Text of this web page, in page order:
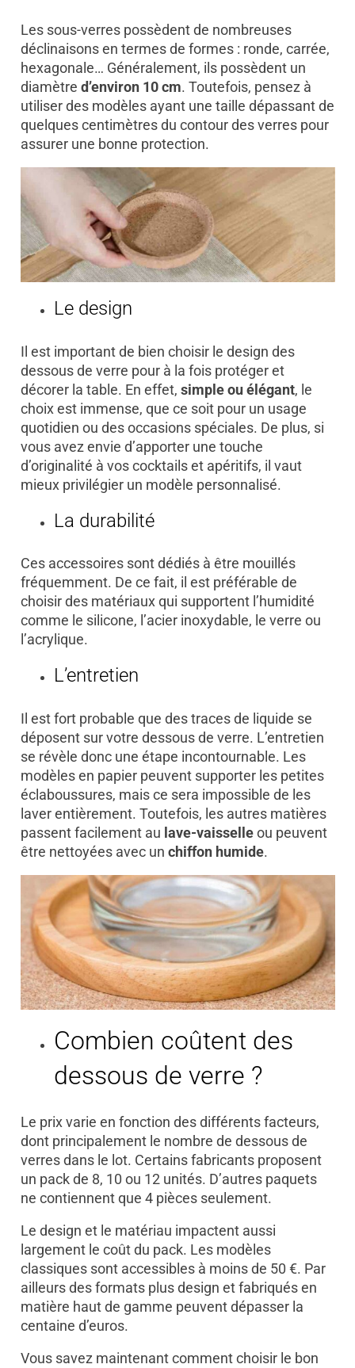
Les sous-verres possèdent de nombreuses
déclinaisons en termes de formes : ronde, carrée,
hexagonale… Généralement, ils possèdent un
diamètre d’environ 10 cm. Toutefois, pensez à
utiliser des modèles ayant une taille dépassant de
quelques centimètres du contour des verres pour
assurer une bonne protection.
Le design
Il est important de bien choisir le design des
dessous de verre pour à la fois protéger et
décorer la table. En effet, simple ou élégant, le
choix est immense, que ce soit pour un usage
quotidien ou des occasions spéciales. De plus, si
vous avez envie d’apporter une touche
d’originalité à vos cocktails et apéritifs, il vaut
mieux privilégier un modèle personnalisé.
La durabilité
Ces accessoires sont dédiés à être mouillés
fréquemment. De ce fait, il est préférable de
choisir des matériaux qui supportent l’humidité
comme le silicone, l’acier inoxydable, le verre ou
l’acrylique.
L’entretien
Il est fort probable que des traces de liquide se
déposent sur votre dessous de verre. L’entretien
se révèle donc une étape incontournable. Les
modèles en papier peuvent supporter les petites
éclaboussures, mais ce sera impossible de les
laver entièrement. Toutefois, les autres matières
passent facilement au lave-vaisselleou peuvent
être nettoyées avec un chiffon humide.
Combien coûtent des
dessous de verre ?
Le prix varie en fonction des différents facteurs,
dont principalement le nombre de dessous de
verres dans le lot. Certains fabricants proposent
un pack de 8, 10 ou 12 unités. D’autres paquets
ne contiennent que 4 pièces seulement.
Le design et le matériau impactent aussi
largement le coût du pack. Les modèles
classiques sont accessibles à moins de 50 €. Par
ailleurs des formats plus design et fabriqués en
matière haut de gamme peuvent dépasser la
centaine d’euros.
Vous savez maintenant comment choisir le bon